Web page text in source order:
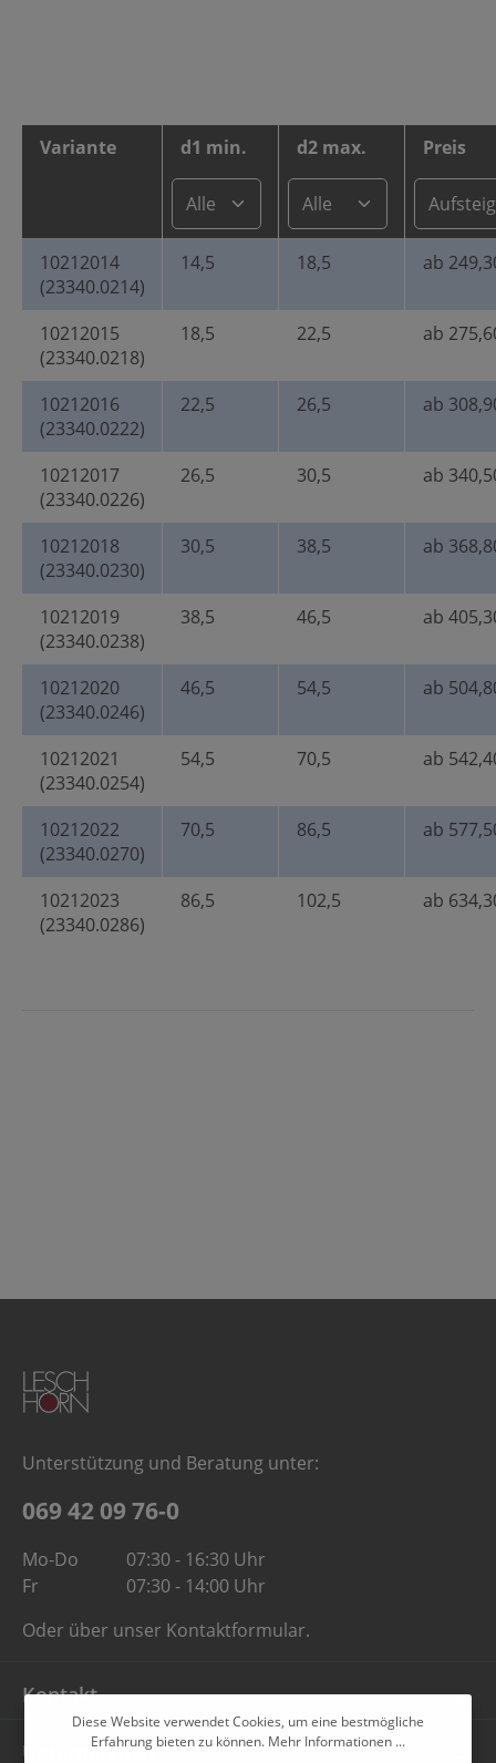
Variante d1 min. d2 max. Preis
10212014
(23340.0214)
14,5 18,5 ab
10212015
(23340.0218)
18,5 22,5 ab
10212016
(23340.0222)
22,5 26,5 ab
10212017
(23340.0226)
26,5 30,5 ab
10212018
(23340.0230)
30,5 38,5 ab
10212019
(23340.0238)
38,5 46,5 ab
10212020
(23340.0246)
46,5 54,5 ab
10212021
(23340.0254)
54,5 70,5 ab
10212022
(23340.0270)
70,5 86,5 ab
10212023
(23340.0286)
86,5 102,5 ab
Unterstützung und Beratung unter:
069 42 09 76-0
Mo-Do
07:30 - 16:30 Uhr
Fr
07:30 - 14:00 Uhr
Oder über unser Kontaktformular.
Kontakt
Unternehmen
Diese Website verwendet Cookies, um eine bestmögliche
Erfahrung bieten zu können. Mehr Informationen ...